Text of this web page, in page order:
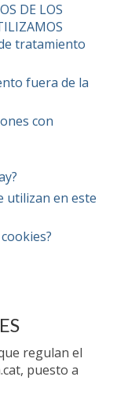
DE LOS
tratamiento
fuera de la
con
utilizan en este
regulan el
puesto a